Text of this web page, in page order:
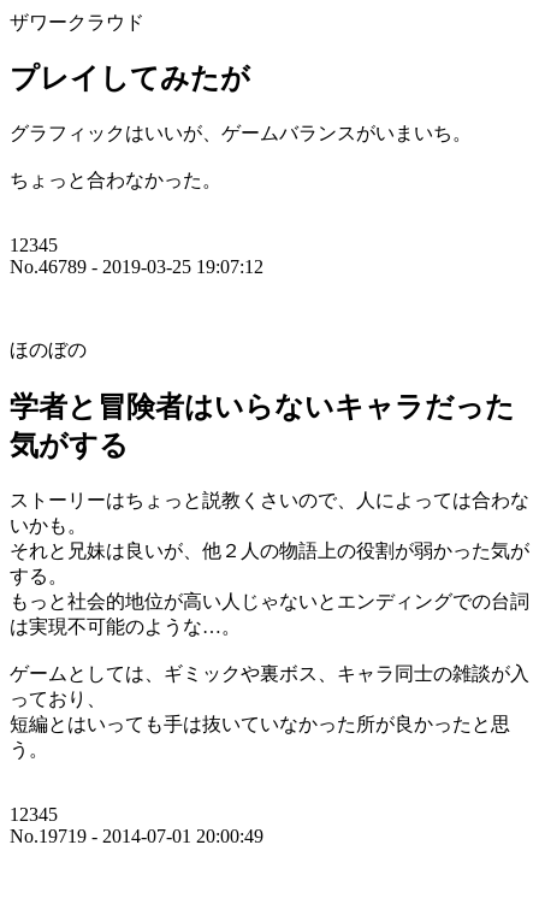
ザワークラウド
プレイしてみたが
グラフィックはいいが、ゲームバランスがいまいち。
ちょっと合わなかった。
12345
No.46789 - 2019-03-25 19:07:12
ほのぼの
学者と冒険者はいらないキャラだった
気がする
ストーリーはちょっと説教くさいので、人によっては合わな
いかも。
それと兄妹は良いが、他２人の物語上の役割が弱かった気が
する。
もっと社会的地位が高い人じゃないとエンディングでの台詞
は実現不可能のような…。
ゲームとしては、ギミックや裏ボス、キャラ同士の雑談が入
っており、
短編とはいっても手は抜いていなかった所が良かったと思
う。
12345
No.19719 - 2014-07-01 20:00:49